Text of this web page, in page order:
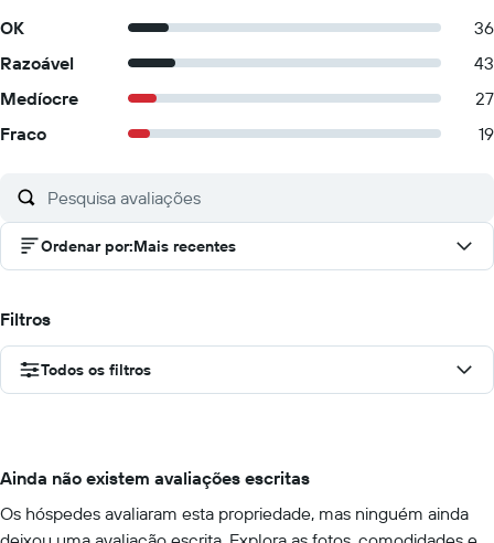
OK
36
Razoável
43
Medíocre
27
Fraco
19
Ordenar por:Mais recentes
Filtros
Todos os filtros
Ainda não existem avaliações escritas
Os hóspedes avaliaram esta propriedade, mas ninguém ainda